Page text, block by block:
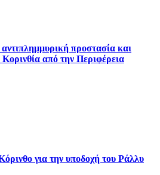
αντιπλημμυρική προστασία και
από την Περιφέρεια
για την υποδοχή του Ράλλυ